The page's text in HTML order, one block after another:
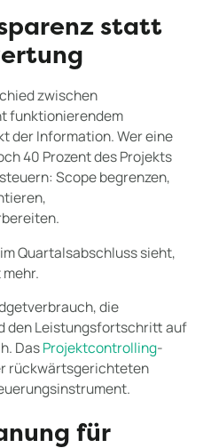
statt
zwischen
funktionierendem
der Information. Wer eine
40 Prozent des Projekts
Scope begrenzen,
Quartalsabschluss sieht,
die
den Leistungsfortschritt auf
DasProjektcontrolling-
rückwärtsgerichteten
für